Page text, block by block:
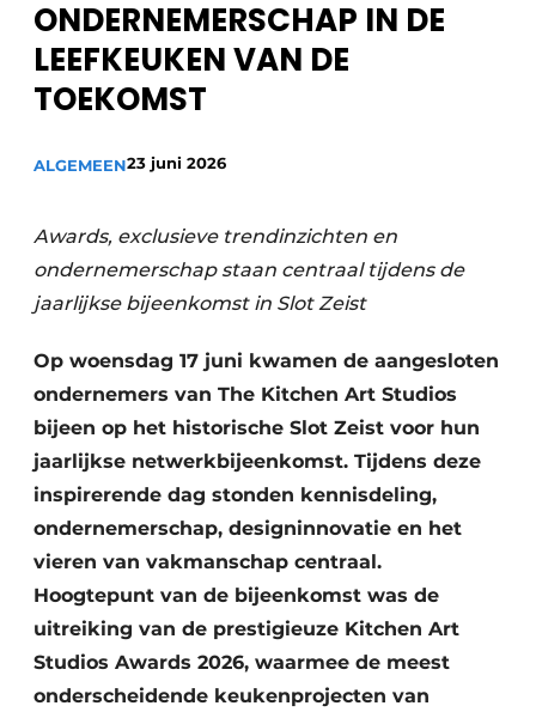
Privacy / Cookie statement
Vacature aanmelden
Vacatures
Werkbladen
ONDERNEMERSCHAP IN DE
LEEFKEUKEN VAN DE
TOEKOMST
ALGEMEEN23 juni 2026
Awards, exclusieve trendinzichten en
ondernemerschap staan centraal tijdens de
jaarlijkse bijeenkomst in Slot Zeist
Op woensdag 17 juni kwamen de aangesloten
ondernemers van The Kitchen Art Studios
bijeen op het historische Slot Zeist voor hun
jaarlijkse netwerkbijeenkomst. Tijdens deze
inspirerende dag stonden kennisdeling,
ondernemerschap, designinnovatie en het
vieren van vakmanschap centraal.
Hoogtepunt van de bijeenkomst was de
uitreiking van de prestigieuze Kitchen Art
Studios Awards 2026, waarmee de meest
onderscheidende keukenprojecten van